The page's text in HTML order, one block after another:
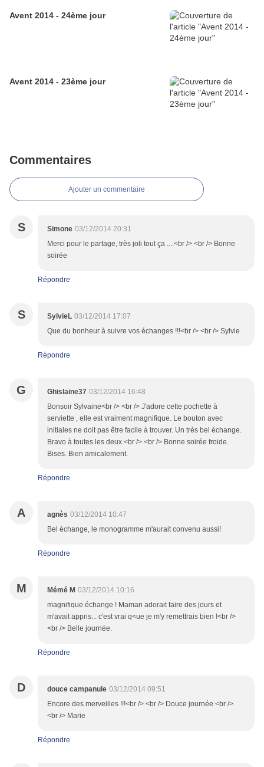
Avent 2014 - 24ème jour
Avent 2014 - 23ème jour
Commentaires
Ajouter un commentaire
S Simone 03/12/2014 20:31
Merci pour le partage, très joli tout ça ....<br /> <br /> Bonne
soirée
Répondre
S SylvieL 03/12/2014 17:07
Que du bonheur à suivre vos échanges !!!<br /> <br /> Sylvie
Répondre
G Ghislaine37 03/12/2014 16:48
Bonsoir Sylvaine<br /> <br /> J'adore cette pochette à
serviette , elle est vraiment magnifique. Le bouton avec
initiales ne doit pas être facile à trouver. Un très bel échange.
Bravo à toutes les deux.<br /> <br /> Bonne soirée froide.
Bises. Bien amicalement.
Répondre
A agnès 03/12/2014 10:47
Bel échange, le monogramme m'aurait convenu aussi!
Répondre
M Mémé M 03/12/2014 10:16
magnifique échange ! Maman adorait faire des jours et
m'avait appris... c'est vrai q<ue je m'y remettrais bien !<br />
<br /> Belle journée.
Répondre
D douce campanule 03/12/2014 09:51
Encore des merveilles !!!<br /> <br /> Douce journée <br />
<br /> Marie
Répondre